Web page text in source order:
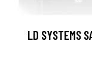
LD SYSTEMS